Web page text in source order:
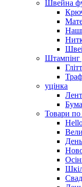
Швейна
Штампінг
уцінка
Товари